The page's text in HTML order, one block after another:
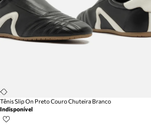
Tênis Slip On Preto Couro Chuteira Branco
Indisponível